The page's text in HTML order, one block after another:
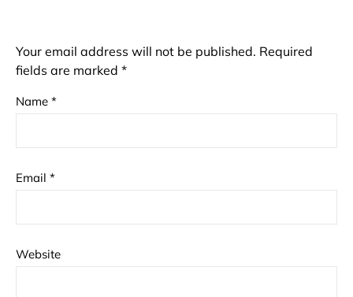
Your email address will not be published. Required
fields are marked *
Name *
Email *
Website